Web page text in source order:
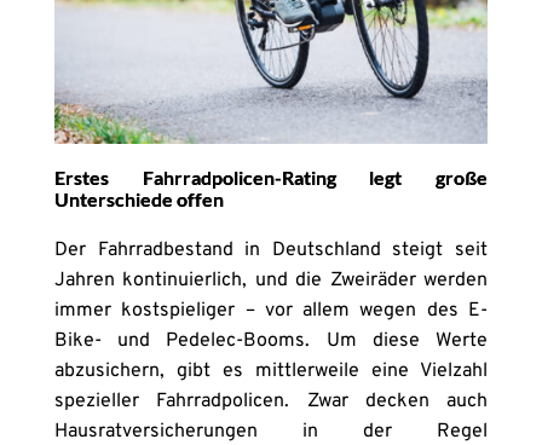
Erstes Fahrradpolicen-Rating legt große
Unterschiede offen
Der Fahrradbestand in Deutschland steigt seit
Jahren kontinuierlich, und die Zweiräder werden
immer kostspieliger – vor allem wegen des E-
Bike- und Pedelec-Booms. Um diese Werte
abzusichern, gibt es mittlerweile eine Vielzahl
spezieller Fahrradpolicen. Zwar decken auch
Hausratversicherungen in der Regel